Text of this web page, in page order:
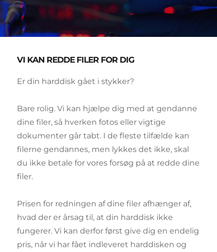
VI KAN REDDE FILER FOR DIG
Er din harddisk gået i stykker?
Bare rolig. Vi kan hjælpe dig med at gendanne
dine filer, så hverken fotos eller vigtige
dokumenter går tabt. I de fleste tilfælde kan
filerne gendannes, men lykkes det ikke, skal
du ikke betale for vores forsøg på at redde dine
filer.
Prisen for redningen af dine filer afhænger af,
hvad der er årsag til, at din harddisk ikke
fungerer. Vi kan derfor først give dig en endelig
pris, når vi har fået indleveret harddisken og